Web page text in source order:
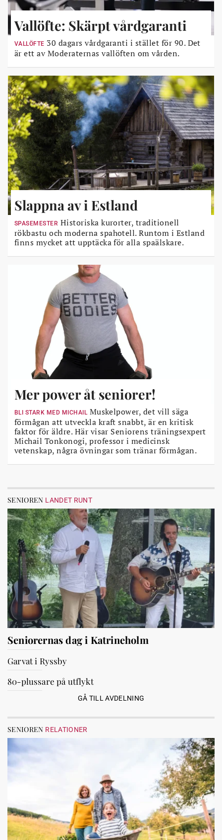
Vallöfte: Skärpt vårdgaranti
VALLÖFTE 30 dagars vårdgaranti i stället för 90. Det
är ett av Moderaternas vallöften om vården.
Slappna av i Estland
SPASEMESTER Historiska kurorter, traditionell
rökbastu och moderna spahotell. Runtom i Estland
finns mycket att upptäcka för alla spaälskare.
Mer power åt seniorer!
BLI STARK MED MICHAILMuskelpower, det vill säga
förmågan att utveckla kraft snabbt, är en kritisk
faktor för äldre. Här visar Seniorens träningsexpert
Michail Tonkonogi, professor i medicinsk
vetenskap, några övningar som tränar förmågan.
SENIOREN LANDET RUNT
Seniorernas dag i Katrineholm
Garvat i Ryssby
80-plussare på utflykt
GÅ TILL AVDELNING
SENIOREN RELATIONER